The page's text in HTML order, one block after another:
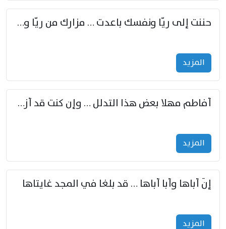
حننت إلى ريّا ونفسك باعدت … مزارك من ريّا وشعباكما معا
المزید
أفاطم مهلا بعض هذا التدلل … وإن كنت قد أزمعت صرمي فأجملي
المزید
إنّ أباها وأبا أباها … قد بلغا في المجد غايتاها
المزید